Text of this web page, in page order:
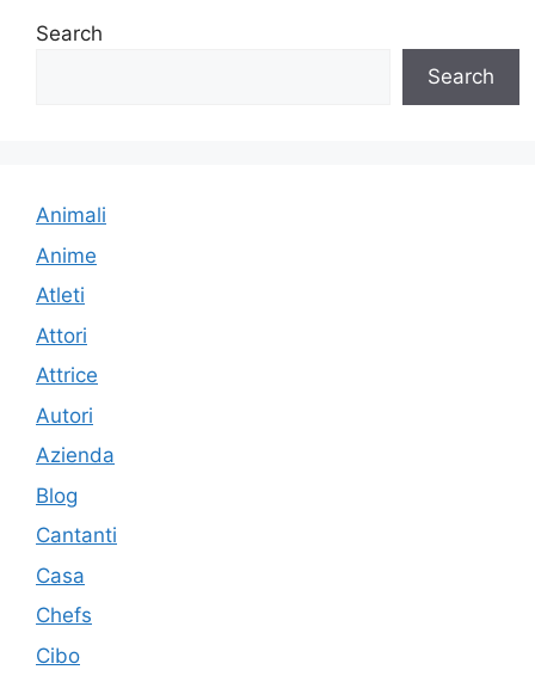
Search
Search
Animali
Anime
Atleti
Attori
Attrice
Autori
Azienda
Blog
Cantanti
Casa
Chefs
Cibo